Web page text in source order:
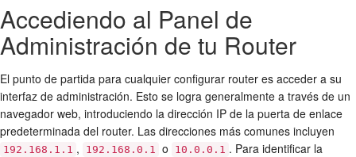
Accediendo al Panel de
Administración de tu Router
El punto de partida para cualquier configurar router es acceder a su
interfaz de administración. Esto se logra generalmente a través de un
navegador web, introduciendo la dirección IP de la puerta de enlace
predeterminada del router. Las direcciones más comunes incluyen
192.168.1.1 , 192.168.0.1 o 10.0.0.1 . Para identificar la